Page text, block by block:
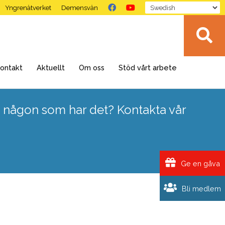
Yngrenätverket Demensvän
Aktuellt Om oss Stöd vårt arbete
som har det? Kontakta vår
Bli medlem
Ge en gåva